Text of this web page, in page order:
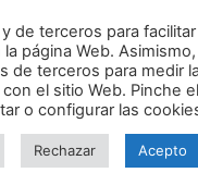
de terceros para facilitar
página Web. Asimismo,
de terceros para medir
el sitio Web. Pinche el
o configurar las
Rechazar Acepto